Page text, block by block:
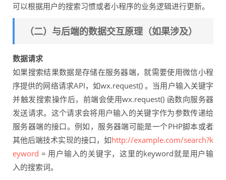
可以根据用户的搜索习惯或者小程序的业务逻辑进行更新。
（二）与后端的数据交互原理（如果涉及）
数据请求
如果搜索结果数据是存储在服务器端，就需要使用微信小程
序提供的网络请求API，如wx.request() 。当用户输入关键字
并触发搜索操作后，前端会使用wx.request() 函数向服务器
发送请求。这个请求会将用户输入的关键字作为参数传递给
服务器端的接口。例如，服务器端可能是一个PHP脚本或者
其他后端技术实现的接口，如http://example.com/search?k
eyword = 用户输入的关键字，这里的keyword就是用户输
入的搜索词。